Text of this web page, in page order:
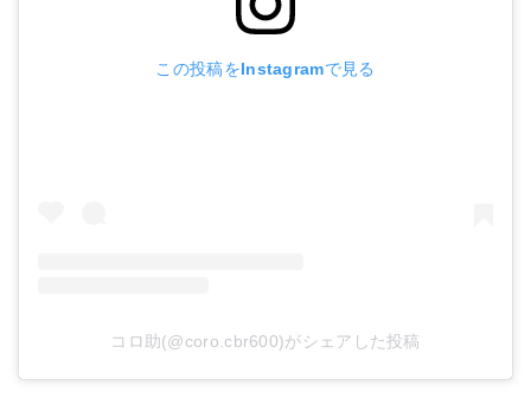
この投稿をInstagramで見る
コロ助(@coro.cbr600)がシェアした投稿